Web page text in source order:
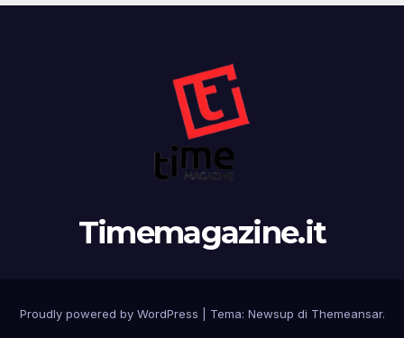
Timemagazine.it
Proudly powered by WordPress Tema: Newsup di Themeansar.